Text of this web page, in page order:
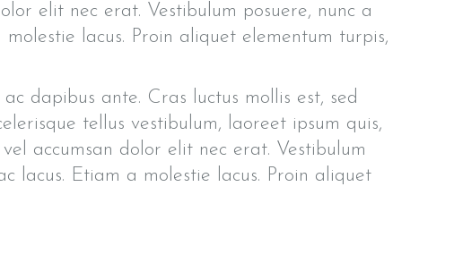
elit nec erat. Vestibulum posuere, nunc a
lacus. Proin aliquet elementum turpis,
dapibus ante. Cras luctus mollis est, sed
tellus vestibulum, laoreet ipsum quis,
accumsan dolor elit nec erat. Vestibulum
lacus. Etiam a molestie lacus. Proin aliquet